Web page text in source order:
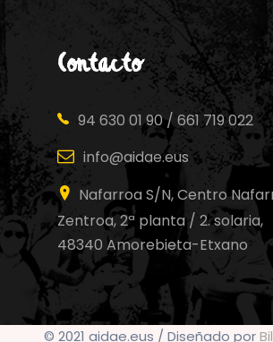
Contacto
94 630 01 90 / 661 719 022
info@aidae.eus
Nafarroa S/N, Centro
Zentroa, 2ª planta / 2. solaria,
48340 Amorebieta-Etxano
© 2021 aidae.eus / Diseñado por